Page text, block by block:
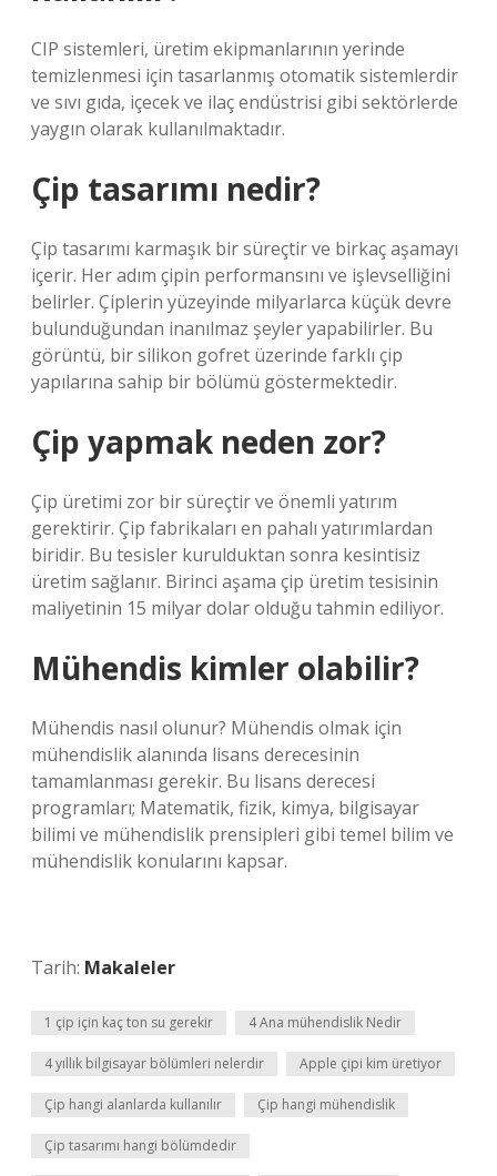
CIP sistemleri, üretim ekipmanlarının yerinde
temizlenmesi için tasarlanmış otomatik sistemlerdir
ve sıvı gıda, içecek ve ilaç endüstrisi gibi sektörlerde
yaygın olarak kullanılmaktadır.
Çip tasarımı nedir?
Çip tasarımı karmaşık bir süreçtir ve birkaç aşamayı
içerir. Her adım çipin performansını ve işlevselliğini
belirler. Çiplerin yüzeyinde milyarlarca küçük devre
bulunduğundan inanılmaz şeyler yapabilirler. Bu
görüntü, bir silikon gofret üzerinde farklı çip
yapılarına sahip bir bölümü göstermektedir.
Çip yapmak neden zor?
Çip üretimi zor bir süreçtir ve önemli yatırım
gerektirir. Çip fabrikaları en pahalı yatırımlardan
biridir. Bu tesisler kurulduktan sonra kesintisiz
üretim sağlanır. Birinci aşama çip üretim tesisinin
maliyetinin 15 milyar dolar olduğu tahmin ediliyor.
Mühendis kimler olabilir?
Mühendis nasıl olunur? Mühendis olmak için
mühendislik alanında lisans derecesinin
tamamlanması gerekir. Bu lisans derecesi
programları; Matematik, fizik, kimya, bilgisayar
bilimi ve mühendislik prensipleri gibi temel bilim ve
mühendislik konularını kapsar.
Tarih: Makaleler
1 çip için kaç ton su gerekir 4 Ana mühendislik Nedir
4 yıllık bilgisayar bölümleri nelerdir Apple çipi kim üretiyor
Çip hangi alanlarda kullanılır Çip hangi mühendislik
Çip tasarımı hangi bölümdedir